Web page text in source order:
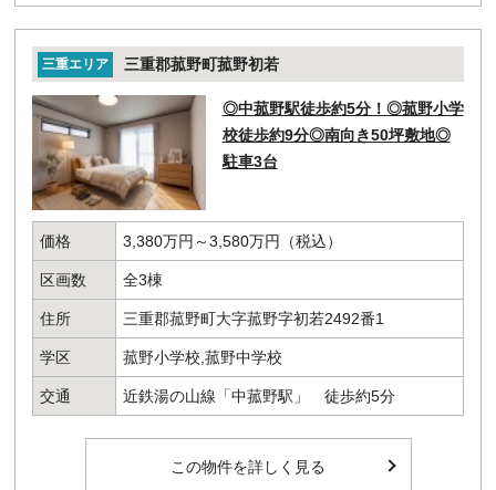
三重エリア 三重郡菰野町菰野初若
◎中菰野駅徒歩約5分！◎菰野小学
校徒歩約9分◎南向き50坪敷地◎
駐車3台
価格 3,380万円～3,580万円（税込）
区画数 全3棟
住所 三重郡菰野町大字菰野字初若2492番1
学区 菰野小学校,菰野中学校
交通 近鉄湯の山線「中菰野駅」 徒歩約5分
この物件を詳しく見る